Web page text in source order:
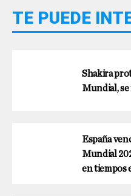
TE PUEDE
Shakira
Mundial,
España
Mundial
en tiempos